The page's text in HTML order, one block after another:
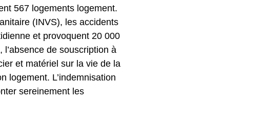
567 logements logement.
(INVS), les accidents
et provoquent 20 000
de souscription à
et matériel sur la vie de la
logement. L’indemnisation
sereinement les